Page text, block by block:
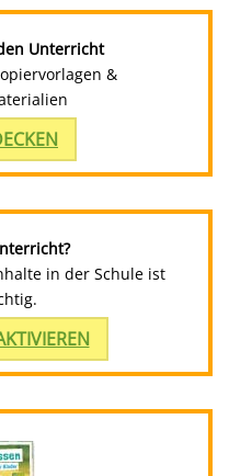
Unterricht
&
in der Schule ist